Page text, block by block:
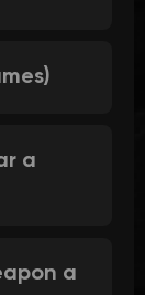
a
a